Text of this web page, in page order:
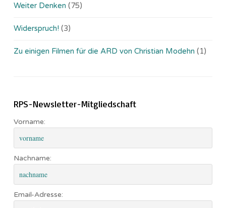
Weiter Denken (75)
Widerspruch! (3)
Zu einigen Filmen für die ARD von Christian Modehn (1)
RPS-Newsletter-Mitgliedschaft
Vorname:
Nachname:
Email-Adresse: